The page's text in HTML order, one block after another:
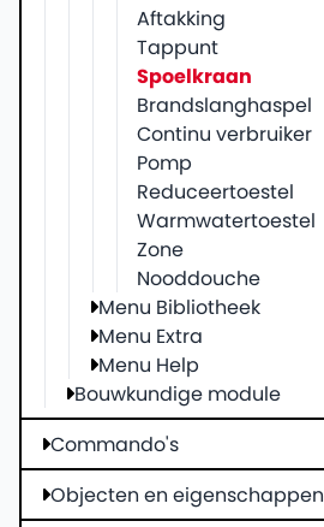
Aftakking
Tappunt
Spoelkraan
Brandslanghaspel
Continu verbruiker
Pomp
Reduceertoestel
Warmwatertoestel
Zone
Nooddouche
Menu Bibliotheek
Menu Extra
Menu Help
Bouwkundige module
Commando's
Objecten en eigenschappen